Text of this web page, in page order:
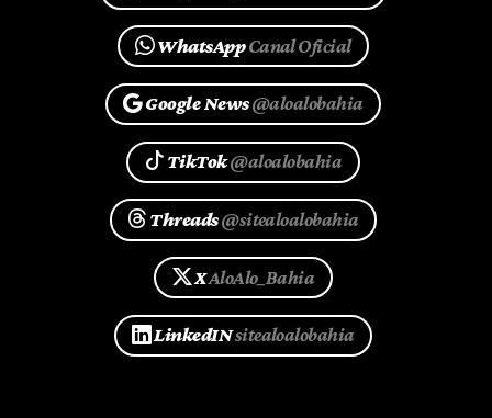
WhatsAppCanal Oficial
Google News@aloalobahia
TikTok@aloalobahia
Threads@sitealoalobahia
XAloAlo_Bahia
LinkedINsitealoalobahia